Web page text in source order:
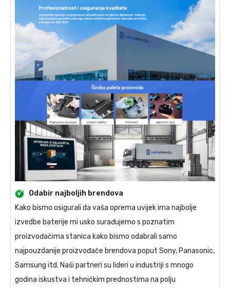
Odabir najboljih brendova
Kako bismo osigurali da vaša oprema uvijek ima najbolje
izvedbe baterije mi usko surađujemo s poznatim
proizvođačima stanica kako bismo odabrali samo
najpouzdanije proizvođače brendova poput Sony, Panasonic,
Samsung itd. Naši partneri su lideri u industriji s mnogo
godina iskustva i tehničkim prednostima na polju